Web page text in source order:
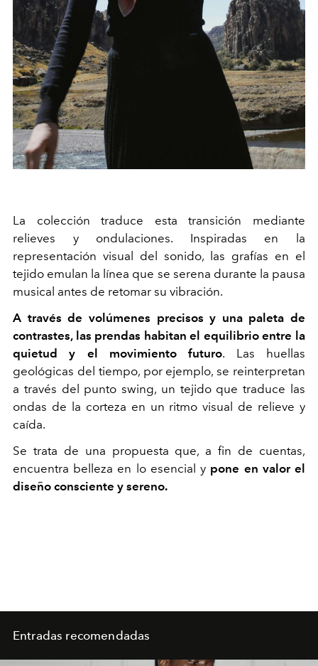
La colección traduce esta transición mediante
relieves y ondulaciones. Inspiradas en la
representación visual del sonido, las grafías en el
tejido emulan la línea que se serena durante la pausa
musical antes de retomar su vibración.
A través de volúmenes precisos y una paleta de
contrastes, las prendas habitan el equilibrio entre la
quietud y el movimiento futuro. Las huellas
geológicas del tiempo, por ejemplo, se reinterpretan
a través del punto swing, un tejido que traduce las
ondas de la corteza en un ritmo visual de relieve y
caída.
Se trata de una propuesta que, a fin de cuentas,
encuentra belleza en lo esencial y pone en valor el
diseño consciente y sereno.
Entradas recomendadas